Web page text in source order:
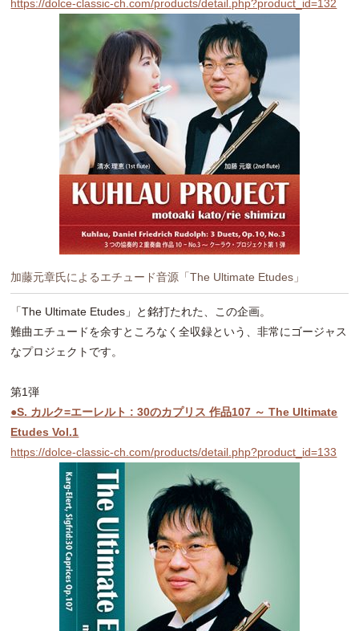
https://dolce-classic-ch.com/products/detail.php?product_id=132
加藤元章氏によるエチュード音源「The Ultimate Etudes」
「The Ultimate Etudes」と銘打たれた、この企画。
難曲エチュードを余すところなく全収録という、非常にゴージャス
なプロジェクトです。
第1弾
●S. カルク=エーレルト : 30のカプリス 作品107 ～ The Ultimate
Etudes Vol.1
https://dolce-classic-ch.com/products/detail.php?product_id=133